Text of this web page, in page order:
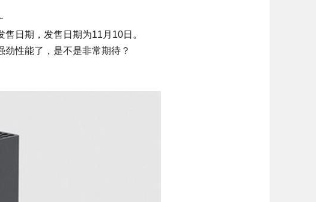
日期，发售日期为11月10日。
性能了，是不是非常期待？